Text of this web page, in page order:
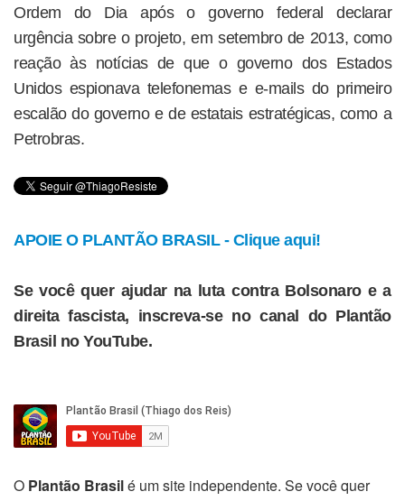
Ordem do Dia após o governo federal declarar
urgência sobre o projeto, em setembro de 2013, como
reação às notícias de que o governo dos Estados
Unidos espionava telefonemas e e-mails do primeiro
escalão do governo e de estatais estratégicas, como a
Petrobras.
APOIE O PLANTÃO BRASIL - Clique aqui!
Se você quer ajudar na luta contra Bolsonaro e a
direita fascista, inscreva-se no canal do Plantão
Brasil no YouTube.
O Plantão Brasilé um site independente. Se você quer